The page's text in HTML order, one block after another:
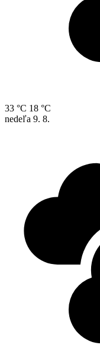
33 °C 18 °C
nedeľa 9. 8.